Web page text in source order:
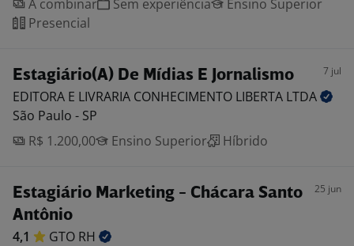
A combinar
Sem experiência
Ensino Superior
Presencial
Estagiário(A) De Mídias E Jornalismo 7 jul
EDITORA E LIVRARIA CONHECIMENTO LIBERTA LTDA
São Paulo - SP
R$ 1.200,00
Ensino Superior Híbrido
Estagiário Marketing - Chácara Santo
Antônio
25 jun
4,1 GTO RH